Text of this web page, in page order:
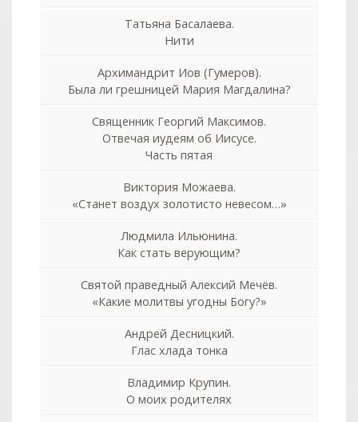
Татьяна Басалаева.
Нити
Архимандрит Иов (Гумеров).
Была ли грешницей Мария Магдалина?
Священник Георгий Максимов.
Отвечая иудеям об Иисусе.
Часть пятая
Виктория Можаева.
«Станет воздух золотисто невесом…»
Людмила Ильюнина.
Как стать верующим?
Святой праведный Алексий Мечёв.
«Какие молитвы угодны Богу?»
Андрей Десницкий.
Глас хлада тонка
Владимир Крупин.
О моих родителях